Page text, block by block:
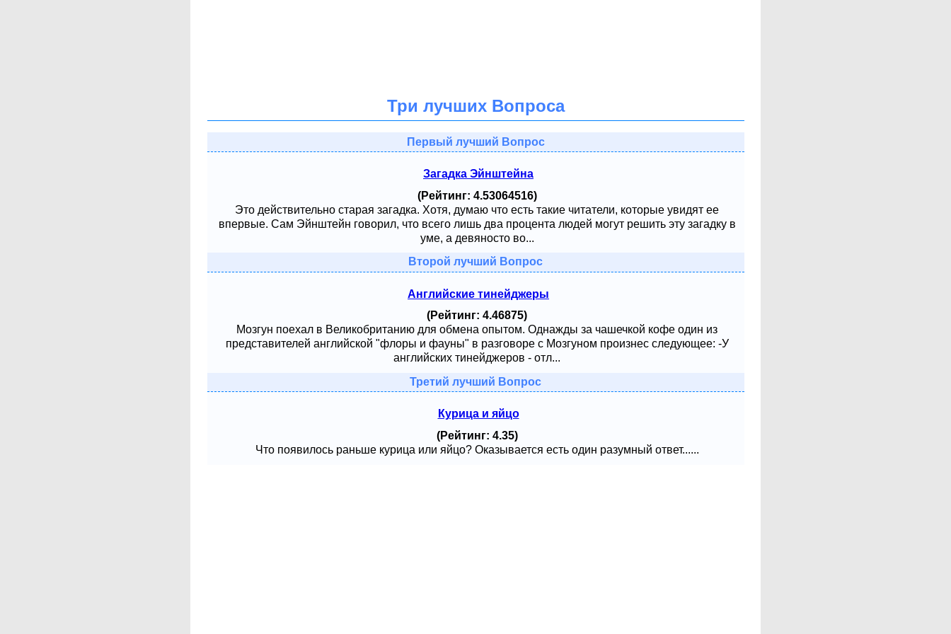
Три лучших Вопроса
Первый лучший Вопрос
Загадка Эйнштейна
(Рейтинг: 4.53064516)
Это действительно старая загадка. Хотя, думаю что есть такие читатели, которые увидят ее
впервые. Сам Эйнштейн говорил, что всего лишь два процента людей могут решить эту загадку в
уме, а девяносто во...
Второй лучший Вопрос
Английские тинейджеры
(Рейтинг: 4.46875)
Мозгун поехал в Великобританию для обмена опытом. Однажды за чашечкой кофе один из
представителей английской "флоры и фауны" в разговоре с Мозгуном произнес следующее: -У
английских тинейджеров - отл...
Третий лучший Вопрос
Курица и яйцо
(Рейтинг: 4.35)
Что появилось раньше курица или яйцо? Оказывается есть один разумный ответ......